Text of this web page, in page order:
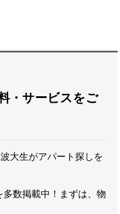
・サービスをご
大生がアパート探しを
数掲載中！まずは、物